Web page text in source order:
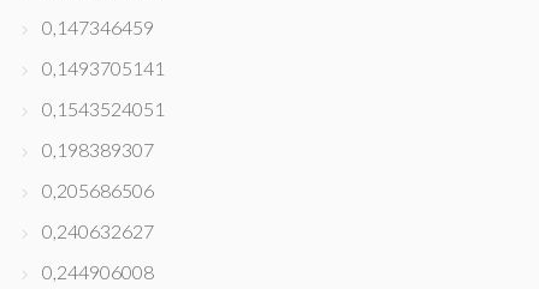
0,147346459
0,1493705141
0,1543524051
0,198389307
0,205686506
0,240632627
0,244906008